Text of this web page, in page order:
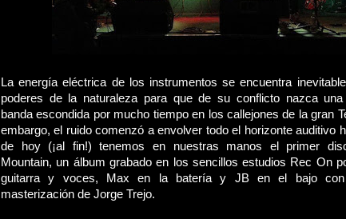
La energía eléctrica de los instrumentos se encuentra
poderes de la naturaleza para que de su conflicto nazca una
banda escondida por mucho tiempo en los callejones de la gran
embargo, el ruido comenzó a envolver todo el horizonte auditivo
de hoy (¡al fin!) tenemos en nuestras manos el primer
Mountain, un álbum grabado en los sencillos estudios Rec On
guitarra y voces, Max en la batería y JB en el bajo
masterización de Jorge Trejo.